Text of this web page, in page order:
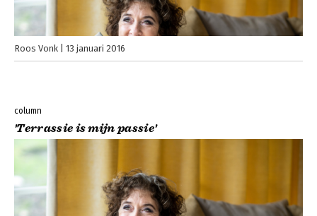
Roos Vonk 13 januari 2016
column
'Terrassie is mijn passie'